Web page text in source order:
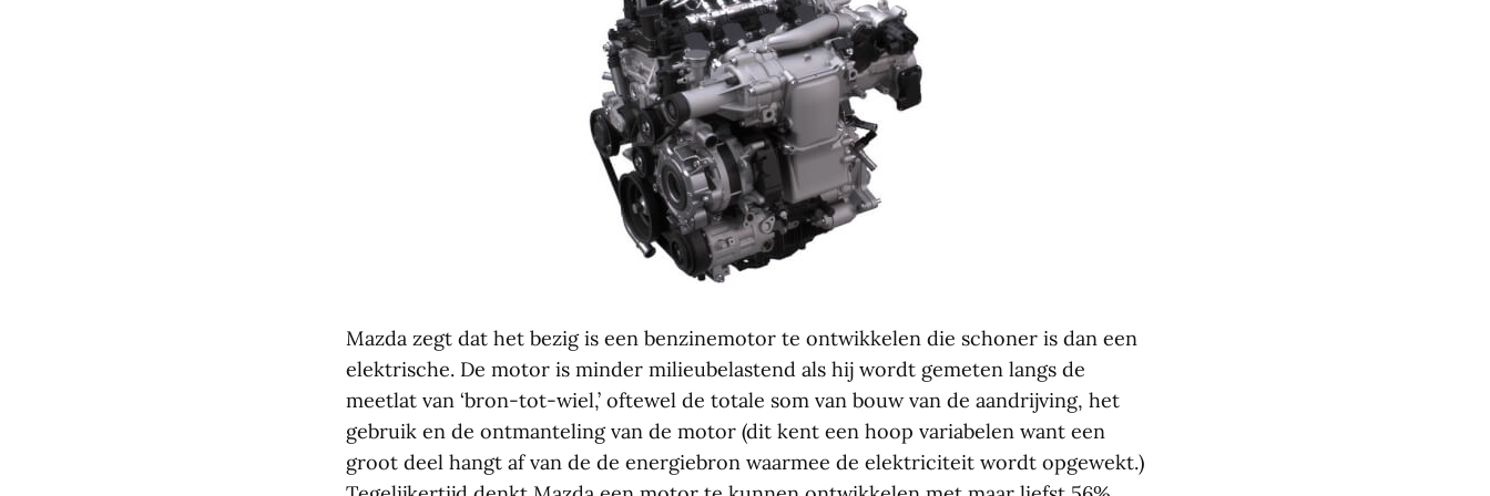
Mazda zegt dat het bezig is een benzinemotor te ontwikkelen die schoner is dan een
elektrische. De motor is minder milieubelastend als hij wordt gemeten langs de
meetlat van ‘bron-tot-wiel,’ oftewel de totale som van bouw van de aandrijving, het
gebruik en de ontmanteling van de motor (dit kent een hoop variabelen want een
groot deel hangt af van de de energiebron waarmee de elektriciteit wordt opgewekt.)